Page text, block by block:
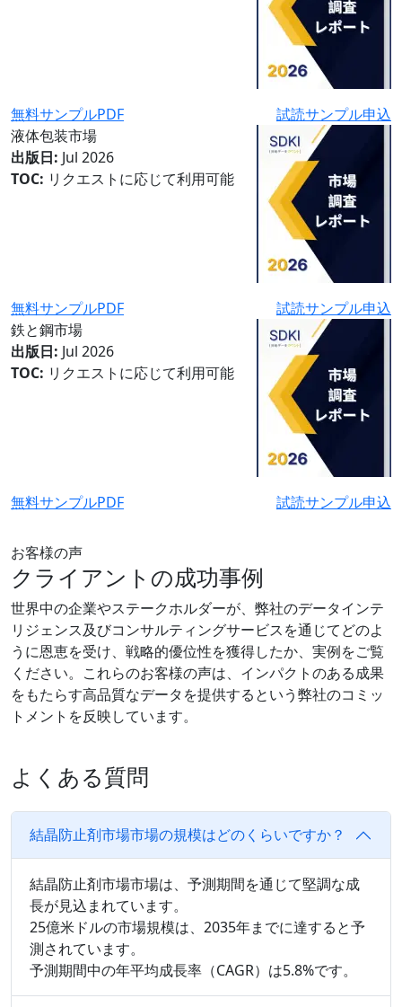
無料サンプルPDF
試読サンプル申込
液体包装市場
出版日: Jul 2026
TOC: リクエストに応じて利用可能
無料サンプルPDF
試読サンプル申込
鉄と鋼市場
出版日: Jul 2026
TOC: リクエストに応じて利用可能
無料サンプルPDF 試読サンプル申込
お客様の声
クライアントの成功事例
世界中の企業やステークホルダーが、弊社のデータインテ
リジェンス及びコンサルティングサービスを通じてどのよ
うに恩恵を受け、戦略的優位性を獲得したか、実例をご覧
ください。これらのお客様の声は、インパクトのある成果
をもたらす高品質なデータを提供するという弊社のコミッ
トメントを反映しています。
よくある質問
結晶防止剤市場市場の規模はどのくらいですか？
結晶防止剤市場市場は、予測期間を通じて堅調な成
長が見込まれています。
25億米ドルの市場規模は、2035年までに達すると予
測されています。
予測期間中の年平均成長率（CAGR）は5.8%です。